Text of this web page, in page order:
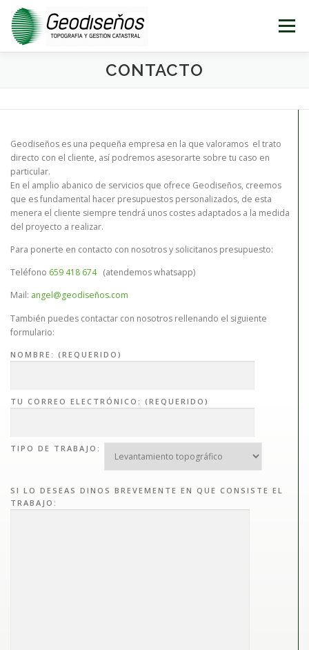
Saltar
contenido
Menú
TOPOGRAFÍA CATASTRO
CONTACTO
CONTACTO
Geodiseños es una pequeña empresa en la que valoramos el trato
directo con el cliente, así podremos asesorarte sobre tu caso en
particular.
En el amplio abanico de servicios que ofrece Geodiseños, creemos
que es fundamental hacer presupuestos personalizados, de esta
menera el cliente siempre tendrá unos costes adaptados a la medida
del proyecto a realizar.
Para ponerte en contacto con nosotros y solicitanos presupuesto:
Teléfono 659 418 674(atendemos whatsapp)
Mail: angel@geodiseños.com
También puedes contactar con nosotros rellenando el siguiente
formulario:
NOMBRE: (REQUERIDO)
TU CORREO ELECTRÓNICO: (REQUERIDO)
TIPO DE TRABAJO:
SI LO DESEAS DINOS BREVEMENTE EN QUE CONSISTE EL
TRABAJO: